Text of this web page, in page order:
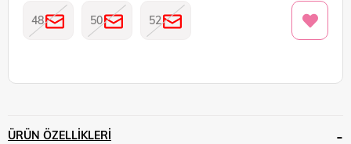
48 50 52
ÜRÜN ÖZELLIKLERI